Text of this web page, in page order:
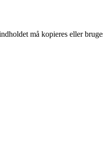
må kopieres eller